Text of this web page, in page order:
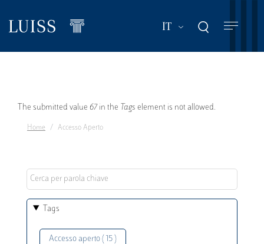
contenuto
IT Mostra ulteriori
Messaggio
di
The submitted value 67 in the Tags element is not allowed.
Home Accesso Aperto
Tags
Accesso aperto ( 15 )